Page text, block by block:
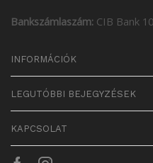
Bankszámlaszám: CIB Bank
INFORMÁCIÓK
LEGUTÓBBI BEJEGYZÉSEK
KAPCSOLAT